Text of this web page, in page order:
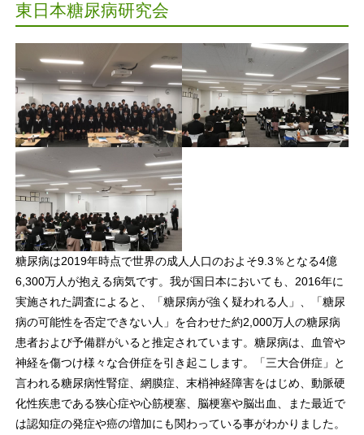
東日本糖尿病研究会
糖尿病は2019年時点で世界の成人人口のおよそ9.3％となる4億
6,300万人が抱える病気です。我が国日本においても、2016年に
実施された調査によると、「糖尿病が強く疑われる人」、「糖尿
病の可能性を否定できない人」を合わせた約2,000万人の糖尿病
患者および予備群がいると推定されています。糖尿病は、血管や
神経を傷つけ様々な合併症を引き起こします。「三大合併症」と
言われる糖尿病性腎症、網膜症、末梢神経障害をはじめ、動脈硬
化性疾患である狭心症や心筋梗塞、脳梗塞や脳出血、また最近で
は認知症の発症や癌の増加にも関わっている事がわかりました。